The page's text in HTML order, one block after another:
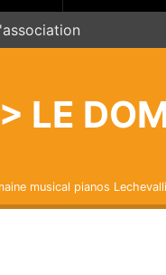
LE
musical pianos